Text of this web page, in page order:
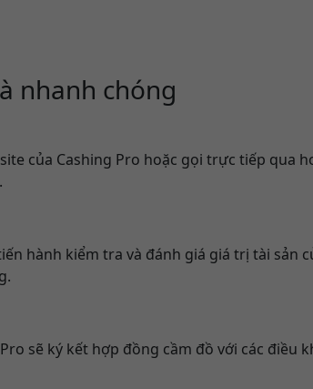
nhanh chóng
của Cashing Pro hoặc gọi trực tiếp
hành kiểm tra và đánh giá giá trị tài
sẽ ký kết hợp đồng cầm đồ với các